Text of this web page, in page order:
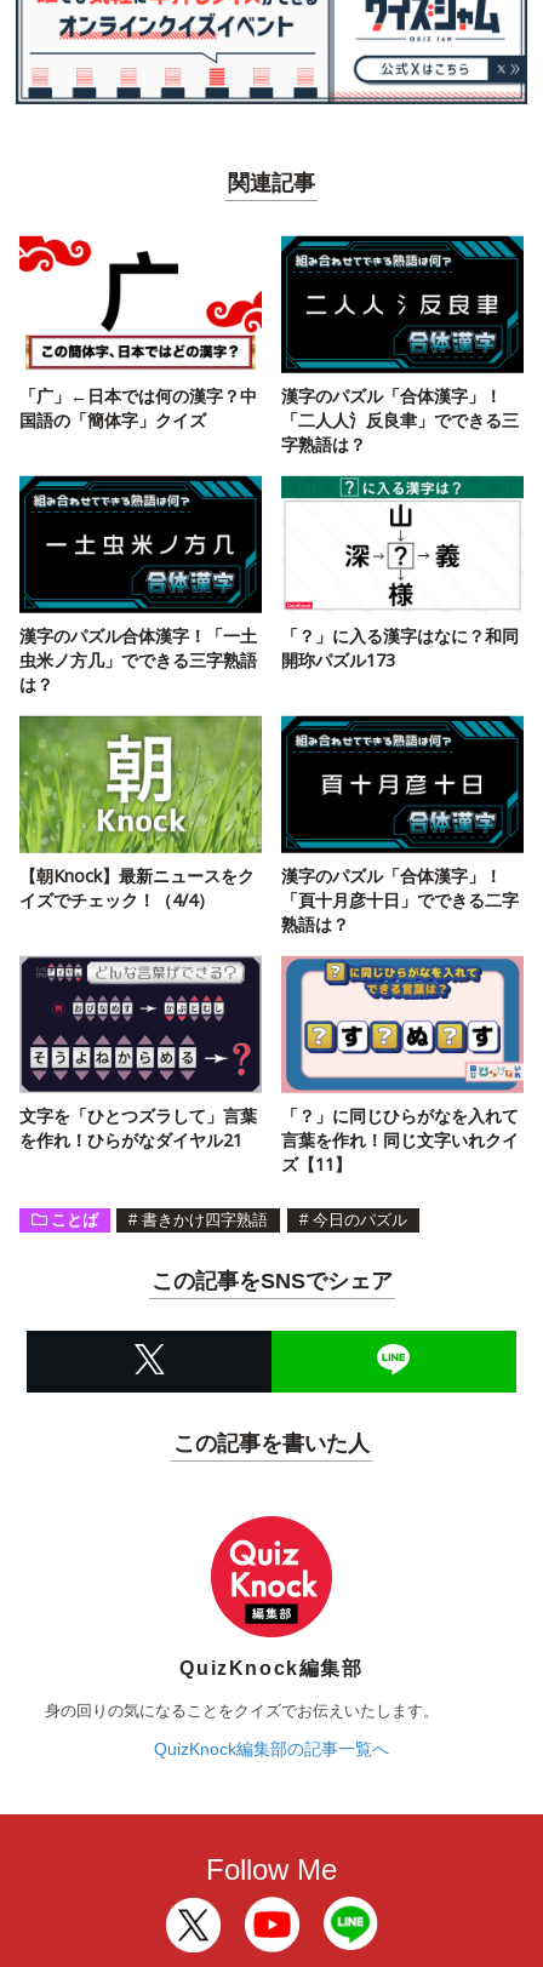
関連記事
「广」←日本では何の漢字？中
国語の「簡体字」クイズ
漢字のパズル「合体漢字」！
「二人人氵反良聿」でできる三
字熟語は？
漢字のパズル合体漢字！「一土
虫米ノ方几」でできる三字熟語
は？
「？」に入る漢字はなに？和同
開珎パズル173
【朝Knock】最新ニュースをク
イズでチェック！（4/4）
漢字のパズル「合体漢字」！
「頁十月彦十日」でできる二字
熟語は？
文字を「ひとつズラして」言葉
を作れ！ひらがなダイヤル21
「？」に同じひらがなを入れて
言葉を作れ！同じ文字いれクイ
ズ【11】
ことば # 書きかけ四字熟語 # 今日のパズル
この記事をSNSでシェア
この記事を書いた人
QuizKnock編集部
身の回りの気になることをクイズでお伝えいたします。
QuizKnock編集部の記事一覧へ
Follow Me